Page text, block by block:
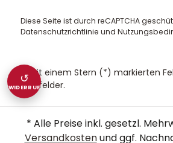
Diese Seite ist durch reCAPTCHA
Datenschutzrichtlinie und
Die mit einem Stern (*) markierten
Pflichtfelder.
* Alle Preise inkl. gesetzl.
Versandkostenund ggf.
↺
WIDERRUF